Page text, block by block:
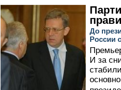
До
России
И за